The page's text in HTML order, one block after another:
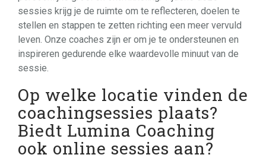
sessies krijg je de ruimte om te reflecteren, doelen te
stellen en stappen te zetten richting een meer vervuld
leven. Onze coaches zijn er om je te ondersteunen en
inspireren gedurende elke waardevolle minuut van de
sessie.
Op welke locatie vinden de
coachingsessies plaats?
Biedt Lumina Coaching
ook online sessies aan?